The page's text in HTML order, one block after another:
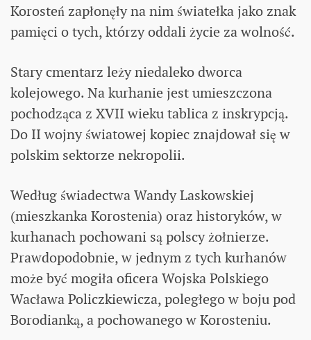
Korosteń zapłonęły na nim światełka jako znak
pamięci o tych, którzy oddali życie za wolność.
Stary cmentarz leży niedaleko dworca
kolejowego. Na kurhanie jest umieszczona
pochodząca z XVII wieku tablica z inskrypcją.
Do II wojny światowej kopiec znajdował się w
polskim sektorze nekropolii.
Według świadectwa Wandy Laskowskiej
(mieszkanka Korostenia) oraz historyków, w
kurhanach pochowani są polscy żołnierze.
Prawdopodobnie, w jednym z tych kurhanów
może być mogiła oficera Wojska Polskiego
Wacława Policzkiewicza, poległego w boju pod
Borodianką, a pochowanego w Korosteniu.